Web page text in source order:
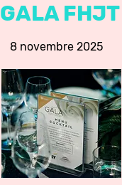
GALA FHJT
8 novembre 2025